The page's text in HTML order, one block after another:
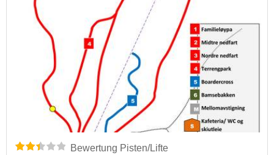
Bewertung Pisten/Lifte